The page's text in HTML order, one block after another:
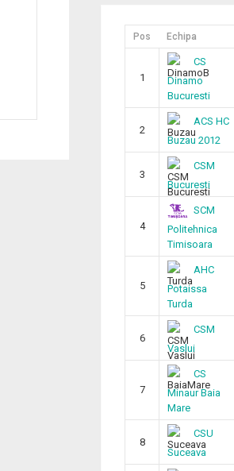
Pos Echipa
1
CS
Dinamo
Bucuresti
2
ACS HC
Buzau 2012
3
CSM
Bucuresti
4
SCM
Politehnica
Timisoara
5
AHC
Potaissa
Turda
6
CSM
Vaslui
7
CS
Minaur Baia
Mare
8
CSU
Suceava